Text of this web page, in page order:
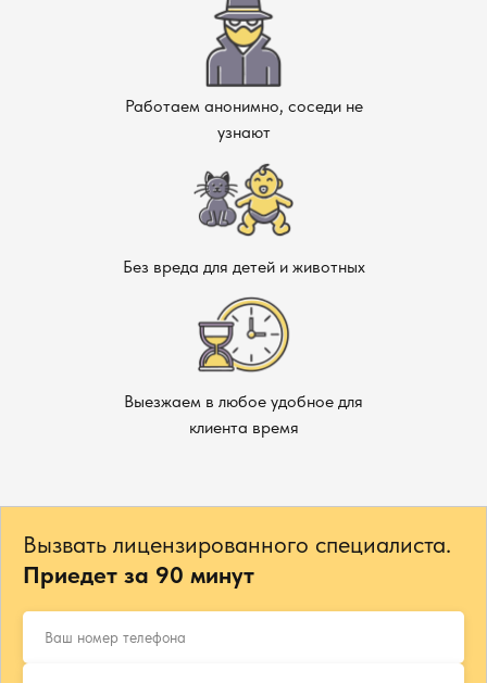
Работаем анонимно, соседи не
узнают
Без вреда для детей и животных
Выезжаем в любое удобное для
клиента время
Вызвать лицензированного специалиста.
Приедет за 90 минут